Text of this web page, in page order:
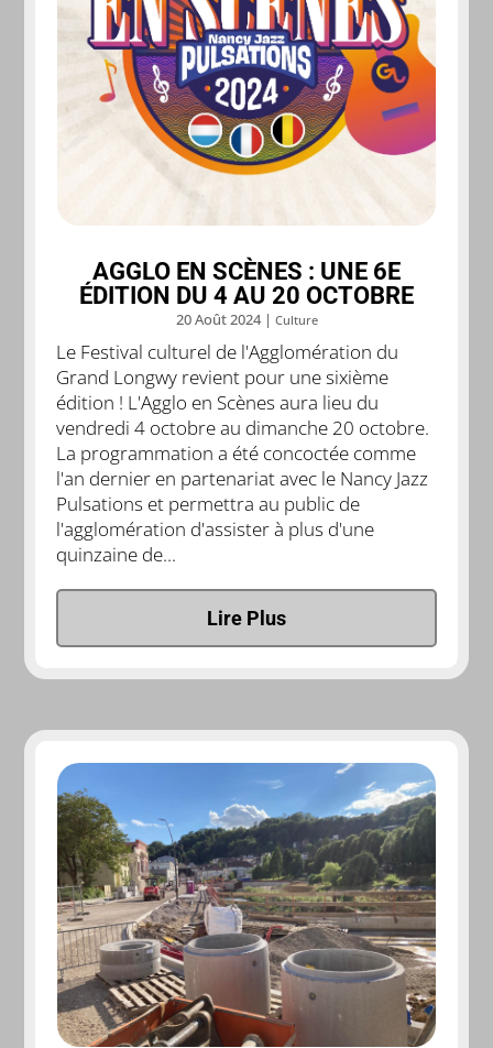
AGGLO EN SCÈNES : UNE 6E
ÉDITION DU 4 AU 20 OCTOBRE
20 Août 2024| Culture
Le Festival culturel de l'Agglomération du
Grand Longwy revient pour une sixième
édition ! L'Agglo en Scènes aura lieu du
vendredi 4 octobre au dimanche 20 octobre.
La programmation a été concoctée comme
l'an dernier en partenariat avec le Nancy Jazz
Pulsations et permettra au public de
l'agglomération d'assister à plus d'une
quinzaine de...
Lire Plus